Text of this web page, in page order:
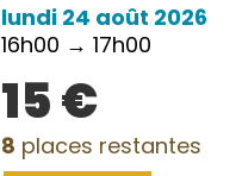
lundi 24 août 2026
16h00 → 17h00
15 €
8 places restantes